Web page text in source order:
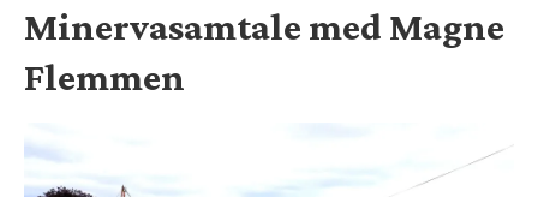
Minervasamtale med Magne
Flemmen